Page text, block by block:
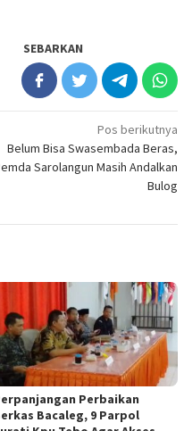
SEBARKAN
Pos berikutnya
Belum Bisa Swasembada Beras,
Sarolangun Masih Andalkan
Bulog
Perbaikan
Bacaleg, 9 Parpol